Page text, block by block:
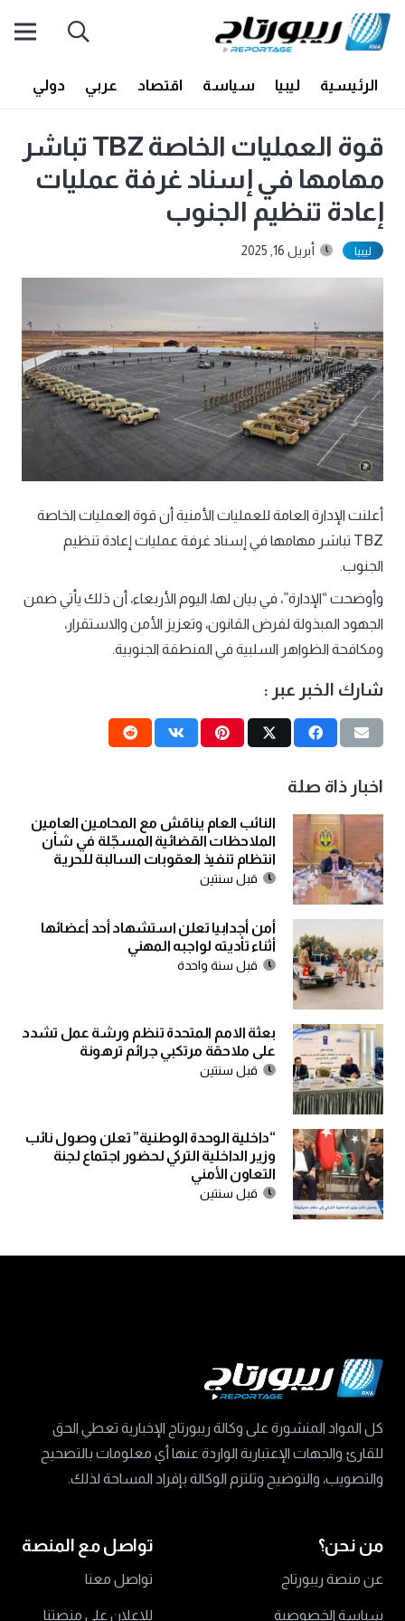
الرئيسية ليبيا سياسة اقتصاد عربي دولي
قوة العمليات الخاصة TBZ تباشر
مهامها في إسناد غرفة عمليات
إعادة تنظيم الجنوب
ليبيا أبريل 16, 2025
أعلنت الإدارة العامة للعمليات الأمنية أن قوة العمليات الخاصة
TBZ تباشر مهامها في إسناد غرفة عمليات إعادة تنظيم
الجنوب.
وأوضحت “الإدارة”، في بيان لها، اليوم الأربعاء، أن ذلك يأتي ضمن
الجهود المبذولة لفرض القانون، وتعزيز الأمن والاستقرار،
ومكافحة الظواهر السلبية في المنطقة الجنوبية.
شارك الخبر عبر :
اخبار ذاة صلة
النائب العام يناقش مع المحامين العامين
الملاحظات القضائية المسجّلة في شأن
انتظام تنفيذ العقوبات السالبة للحرية
قبل سنتين
أمن أجدابيا تعلن استشهاد أحد أعضائها
أثناء تأديته لواجبه المهني
قبل سنة واحدة
بعثة الامم المتحدة تنظم ورشة عمل تشدد
على ملاحقة مرتكبي جرائم ترهونة
قبل سنتين
“داخلية الوحدة الوطنية” تعلن وصول نائب
وزير الداخلية التركي لحضور اجتماع لجنة
التعاون الأمني
قبل سنتين
كل المواد المنشورة على وكالة ريبورتاج الإخبارية تعطي الحق
للقارئ والجهات الإعتبارية الواردة عنها أي معلومات بالتصحيح
والتصويب، والتوضيح وتلتزم الوكالة بإفراد المساحة لذلك.
من نحن؟
عن منصة ريبورتاج
سياسة الخصوصية
تواصل مع المنصة
تواصل معنا
للاعلان على منصتنا